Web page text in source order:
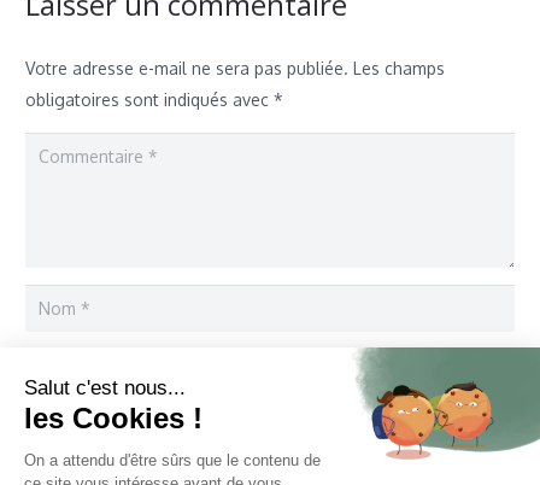
Votre adresse e-mail ne sera pas publiée. Les champs
obligatoires sont indiqués avec *
Enregistrer mon nom, mon e-mail et mon site dans le
navigateur pour mon prochain commentaire.
Salut c'est nous...
les Cookies !
On a attendu d'être sûrs que le contenu de